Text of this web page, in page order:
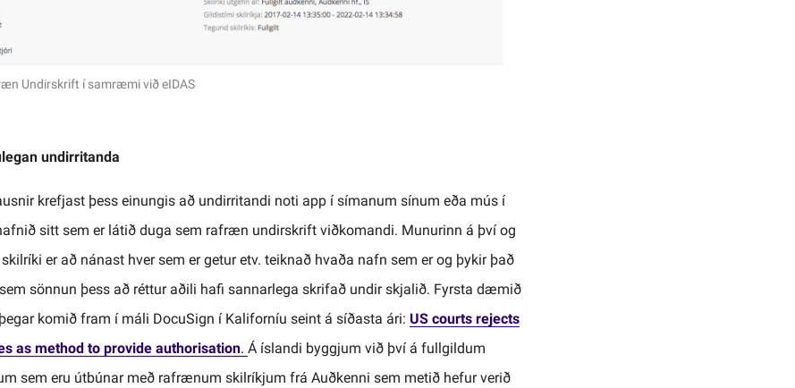
Undirskrift í samræmi við eIDAS
undirritanda
krefjast þess einungis að undirritandi noti app í símanum sínum eða mús í
sitt sem er látið duga sem rafræn undirskrift viðkomandi. Munurinn á því og
er að nánast hver sem er getur etv. teiknað hvaða nafn sem er og þykir það
sönnun þess að réttur aðili hafi sannarlega skrifað undir skjalið. Fyrsta dæmið
komið fram í máli DocuSign í Kaliforníu seint á síðasta ári: US courts rejects
as method to provide authorisation. Á íslandi byggjum við því á fullgildum
sem eru útbúnar með rafrænum skilríkjum frá Auðkenni sem metið hefur verið